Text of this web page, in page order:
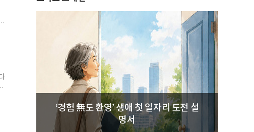
‘경험 無도 환영’ 생애 첫 일자리 도전 설
명서